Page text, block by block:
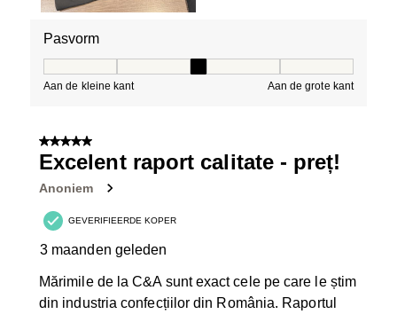
Pasvorm
Aan de kleine kant Aan de grote kant
5 van 5 sterren.
Excelent raport calitate - preț!
Anoniem
GEVERIFIEERDE KOPER
3 maanden geleden
Mărimile de la C&A sunt exact cele pe care le știm
din industria confecțiilor din România. Raportul